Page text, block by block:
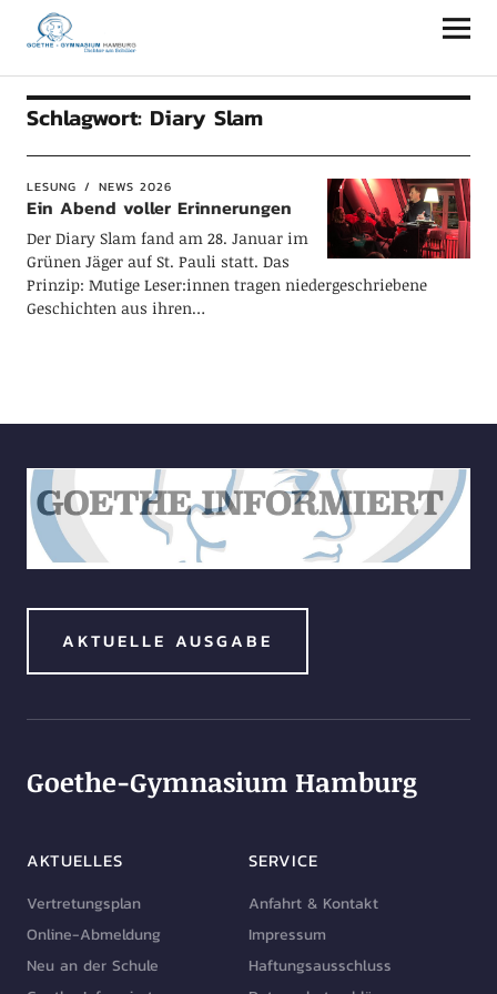
Goethe-Gymnasium Hamburg
Schlagwort: Diary Slam
LESUNG NEWS 2026
Ein Abend voller Erinnerungen
Der Diary Slam fand am 28. Januar im
Grünen Jäger auf St. Pauli statt. Das
Prinzip: Mutige Leser:innen tragen niedergeschriebene
Geschichten aus ihren…
AKTUELLE AUSGABE
Goethe-Gymnasium Hamburg
AKTUELLES
Vertretungsplan
Online-Abmeldung
Neu an der Schule
SERVICE
Anfahrt & Kontakt
Impressum
Haftungsausschluss